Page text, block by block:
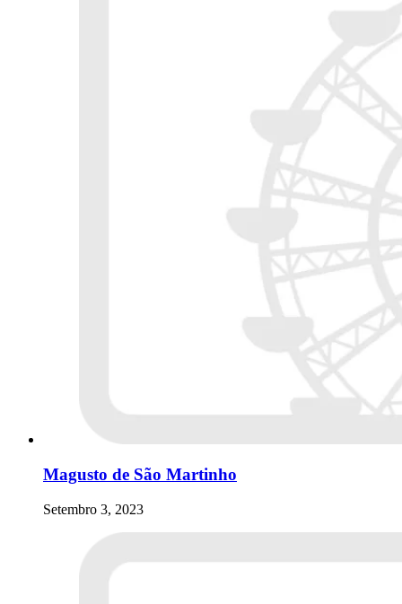
Magusto de São Martinho
Setembro 3, 2023